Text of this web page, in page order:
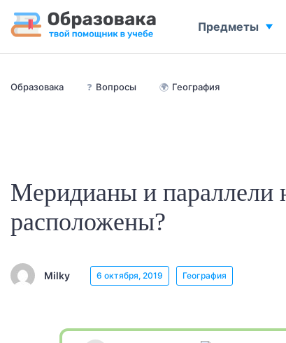
Образовака ❓ Вопросы 🌍 География
Меридианы и параллели
расположены?
Milky 6 октября, 2019 География
Предметы